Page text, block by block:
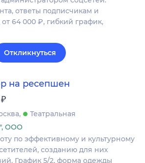
ответы подписчикам и
64 000 ₽, гибкий график,
Откликнуться
на ресепшен
₽
Театральная
ООО
по эффективному и культурному
созданию для них
График 5/2, форма одежды